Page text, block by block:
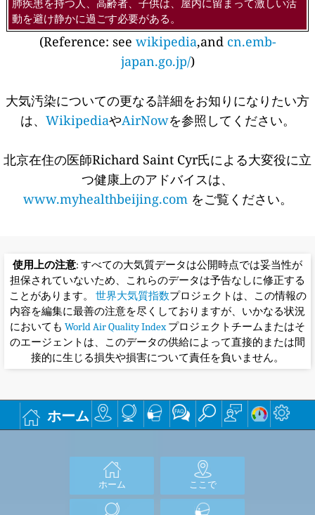
肺疾患を持つ人、高齢者、子供は、屋内に留まって激しい活
動を避け静かに過ごす必要がある。
(Reference: see wikipedia,and cn.emb-
japan.go.jp/)
大気汚染についての更なる詳細をお知りになりたい方
は、 WikipediaやAirNowを参照してください。
北京在住の医師Richard Saint Cyr氏による大変役に立
つ健康上のアドバイスは、
www.myhealthbeijing.com をご覧ください。
使用上の注意: すべての大気質データは公開時点では妥当性が
担保されていないため、これらのデータは予告なしに修正する
ことがあります。 世界大気質指数プロジェクトは、この情報の
内容を編集に最善の注意を尽くしておりますが、いかなる状況
においても World Air Quality Indexプロジェクトチームまたはそ
のエージェントは、このデータの供給によって直接的または間
接的に生じる損失や損害について責任を負いません。
ホーム
ホーム ここで